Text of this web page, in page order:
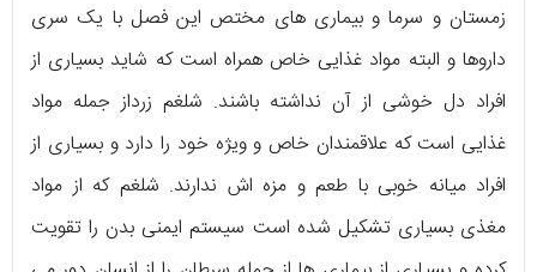
زمستان و سرما و بیماری های مختص این فصل با یک سری
داروها و البته مواد غذایی خاص همراه است که شاید بسیاری از
افراد دل خوشی از آن نداشته باشند. شلغم زرداز جمله مواد
غذایی است که علاقمندان خاص و ویژه خود را دارد و بسیاری از
افراد میانه خوبی با طعم و مزه اش ندارند. شلغم که از مواد
مغذی بسیاری تشکیل شده است سیستم ایمنی بدن را تقویت